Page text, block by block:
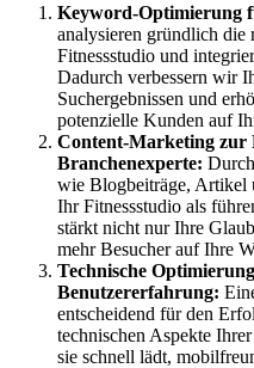
Keyword-Optimierung
analysieren gründlich
Fitnessstudio und
Dadurch verbessern wir
Suchergebnissen und
potenzielle Kunden auf
Content-Marketing zur
Branchenexperte:
wie Blogbeiträge, Artikel
Ihr Fitnessstudio als
stärkt nicht nur Ihre
mehr Besucher auf Ihre
Technische
Benutzererfahrung:
entscheidend für den
technischen Aspekte
sie schnell lädt,